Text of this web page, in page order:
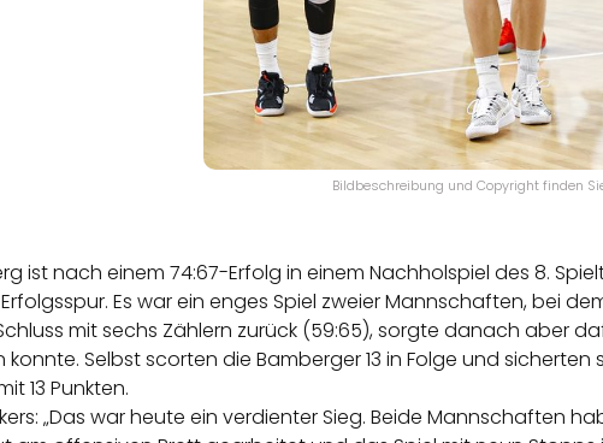
Bildbeschreibung und Copyright finden
ist nach einem 74:67-Erfolg in einem Nachholspiel des 8.
Es war ein enges Spiel zweier Mannschaften, bei
mit sechs Zählern zurück (59:65), sorgte danach aber
konnte. Selbst scorten die Bamberger 13 in Folge und
13 Punkten.
„Das war heute ein verdienter Sieg. Beide Mannschaften